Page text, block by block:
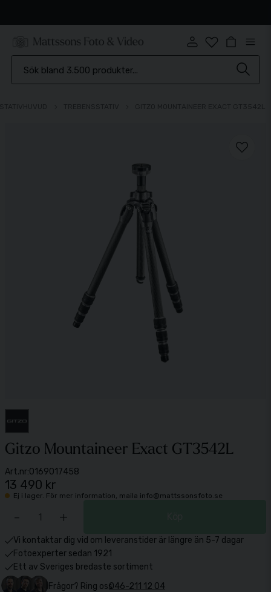
Gitzo Mountaineer Exact GT3542L
Art.nr:0169017458
13 490 kr
Ej i lager. För mer information, maila info@mattssonsfoto.se
- +
Vi kontaktar dig vid om leveranstider är längre än 5-7 dagar
Fotoexperter sedan 1921
Ett av Sveriges bredaste sortiment
Frågor? Ring oss046-211 12 04